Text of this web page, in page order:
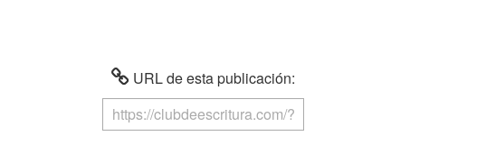
URL de esta publicación: